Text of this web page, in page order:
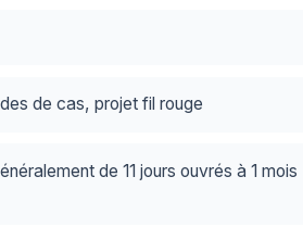
de cas, projet fil rouge
de 11 jours ouvrés à 1 mois